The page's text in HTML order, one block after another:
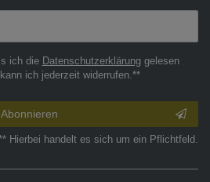
ich die Daten­schutz­erklärunggelesen
ich jederzeit widerrufen.**
Abonnieren
Hierbei handelt es sich um ein Pflichtfeld.